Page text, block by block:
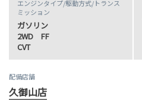
エンジンタイプ/駆動方式/トランス
ミッション
ガソリン
2WD FF
CVT
配備店舗
久御山店